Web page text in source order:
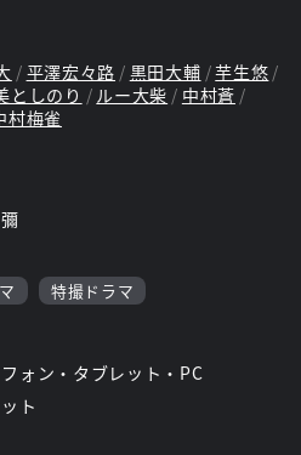
平澤宏々路 黒田大輔
芋生悠
としのり ルー大柴
中村蒼
村梅雀
特撮ドラマ
ォン・タブレット・PC
ト